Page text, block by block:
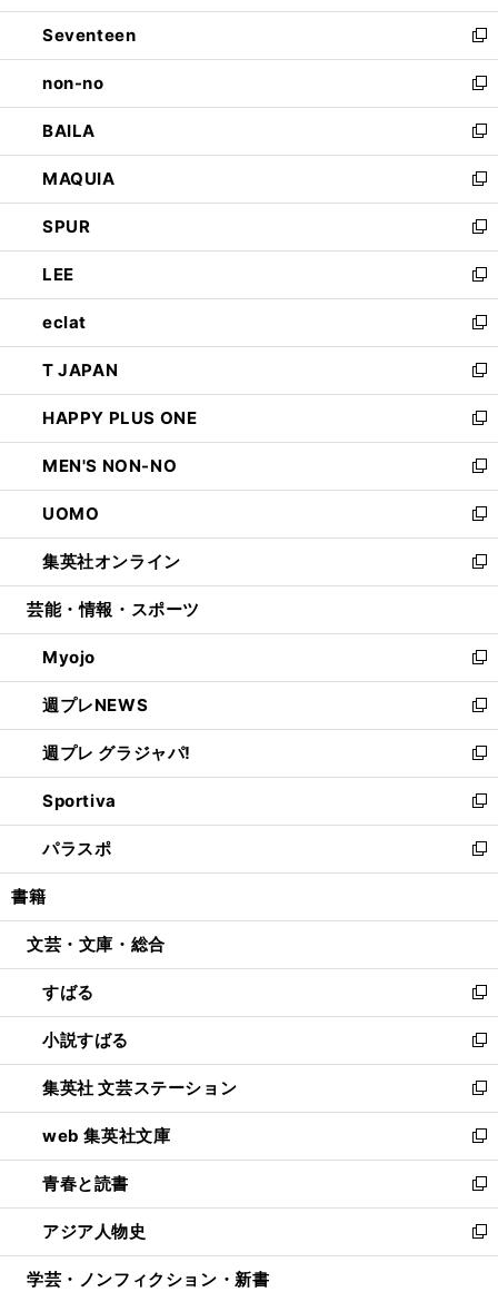
開
く
ウ
で
開
く
ン
ド
ウ
で
開
く
Seventeen
新
し
い
ウ
ィ
ン
ド
ウ
で
開
く
non-no
新
し
い
ウ
ィ
ン
ド
ウ
で
開
く
BAILA
新
し
い
ウ
ィ
ン
ド
ウ
で
開
く
MAQUIA
新
し
い
ウ
ィ
ン
ド
ウ
で
開
く
SPUR
新
し
い
ウ
ィ
ン
ド
ウ
で
開
く
LEE
新
し
い
ウ
ィ
ン
ド
ウ
で
開
く
eclat
新
し
い
ウ
ィ
ン
ド
ウ
で
開
く
T JAPAN
新
し
い
ウ
ィ
ン
ド
ウ
で
開
HAPPY PLUS ONE
新
し
い
ウ
ィ
ン
ド
ウ
開
く
MEN'S NON-NO
新
し
い
ウ
ィ
ン
ウ
で
開
く
UOMO
新
し
い
ウ
ン
ド
ウ
で
開
く
集英社オンライン
新
し
ウ
ィ
ン
ド
ウ
で
開
く
芸能・情報・スポーツ
Myojo
新
し
い
ウ
ィ
ン
ド
ウ
で
開
週プレNEWS
新
し
い
ウ
ィ
ン
ド
ウ
開
週プレ グラジャパ!
新
し
い
ウ
ィ
ン
ウ
開
く
Sportiva
新
し
い
ウ
ン
ウ
で
開
く
パラスポ
新
し
ウ
ン
ド
ウ
で
開
く
書籍
文芸・文庫・総合
すばる
新
し
い
ウ
ィ
ン
ド
ウ
で
開
く
小説すばる
新
し
い
ウ
ィ
ン
ド
ウ
で
開
集英社 文芸ステーション
新
し
い
ウ
ィ
ン
ド
ウ
web 集英社文庫
新
し
い
ウ
ィ
ン
青春と読書
新
し
い
ウ
アジア人物史
新
し
学芸・ノンフィクション・新書